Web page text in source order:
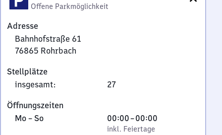
Offene Parkmöglichkeit
Adresse
Bahnhofstraße 61
76865 Rohrbach
61,
7
8
6
Stellplätze
insgesamt: 27
Öffnungszeiten
Montag
Mo – So,
00:00–00:00
Von
0
inkl. Feiertage